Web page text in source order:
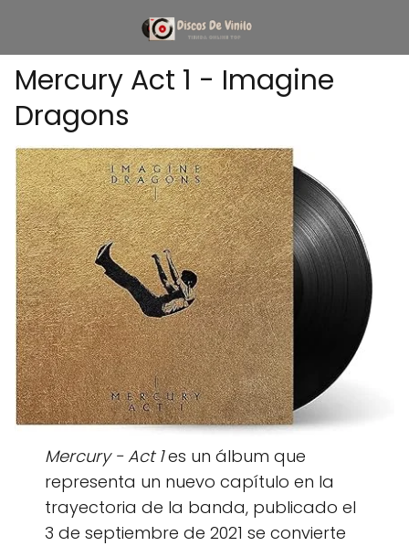
Mercury Act 1 - Imagine
Dragons
Mercury - Act 1es un álbum que
representa un nuevo capítulo en la
trayectoria de la banda, publicado el
3 de septiembre de 2021 se convierte